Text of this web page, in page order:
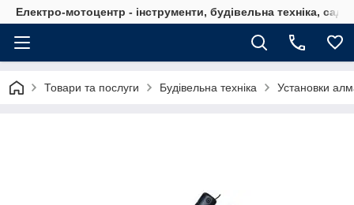
Електро-мотоцентр - інструменти, будівельна техніка,
Товари та послуги Будівельна техніка Установки